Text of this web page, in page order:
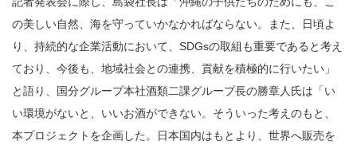
の美しい自然、海を守っていかなかればならない。また、日頃よ
り、持続的な企業活動において、SDGsの取組も重要であると考え
ており、今後も、地域社会との連携、貢献を積極的に行いたい」
と語り、国分グループ本社酒類二課グループ長の勝章人氏は「い
い環境がないと、いいお酒ができない。そういった考えのもと、
本プロジェクトを企画した。日本国内はもとより、世界へ販売を